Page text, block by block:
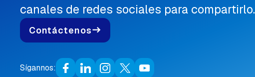
canales de redes sociales para compartirlo.
Contáctenoseast
Sígannos: